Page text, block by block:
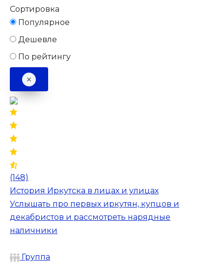
Сортировка
Популярное
Дешевле
По рейтингу
(148)
История Иркутска в лицах и улицах
Услышать про первых иркутян, купцов и
декабристов и рассмотреть нарядные
наличники
Группа